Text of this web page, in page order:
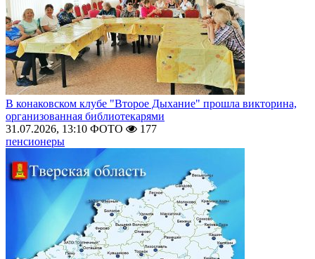
В конаковском клубе "Второе Дыхание" прошла викторина,
организованная библиотекарями
31.07.2026, 13:10 ФОТО
177
пенсионеры